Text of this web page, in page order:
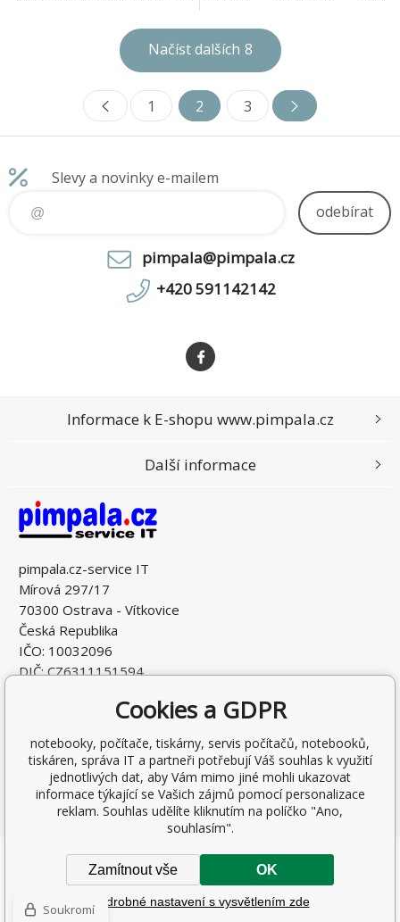
maloobchody používající
řešení s tablety. Navzdory
své malé velikosti tento
stejně vysokého skenovacího
výkonu jako ostatní ruční
skenery. Hlavní vlastnosti:
Vertikální: 33 ° Ohnisko: 127
mm (5 palců) Tisk kontrastu:
20% minimální odrazivost
Kompatibilita: Čte standardní
symboly 1D, PDF, 2D, Postal
Načíst dalších 8
1 2 3
Slevy a novinky e-mailem
odebírat
pimpala@pimpala.cz
+420 591142142
pimpala.cz-service IT
Mírová 297/17
70300 Ostrava - Vítkovice
Česká Republika
IČO: 10032096
DIČ: CZ6311151594
Informace k E-shopu www.pimpala.cz
Další informace
Copyright © 2026 Ing. Antonín Pohludka
Všechna práva vyhrazena.
Eshopyawebové stránkyodBINARGON.cz-Mapa stránek
Cookies a GDPR
notebooky, počítače, tiskárny, servis počítačů, notebooků,
tiskáren, správa IT a partneři potřebují Váš souhlas k využití
jednotlivých dat, aby Vám mimo jiné mohli ukazovat
informace týkající se Vašich zájmů pomocí personalizace
reklam. Souhlas udělíte kliknutím na políčko "Ano,
souhlasím".
Zamítnout vše OK
Podrobné nastavení s vysvětlením zde
Soukromí